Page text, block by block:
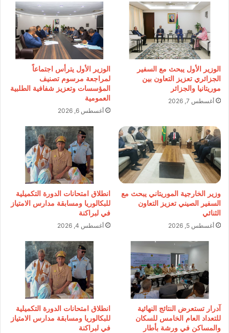
الوزير الأول يبحث مع السفير
الجزائري تعزيز التعاون بين
موريتانيا والجزائر
أغسطس 7, 2026
الوزير الأول يترأس اجتماعاً
لمراجعة مرسوم تصنيف
المؤسسات وتعزيز شفافية الطلبية
العمومية
أغسطس 6, 2026
وزير الخارجية الموريتاني يبحث مع
السفير الصيني تعزيز التعاون
الثنائي
أغسطس 5, 2026
انطلاق امتحانات الدورة التكميلية
للبكالوريا ومسابقة مدارس الامتياز
في لبراكنة
أغسطس 4, 2026
آدرار تستعرض النتائج النهائية
للتعداد العام الخامس للسكان
والمساكن في ورشة بأطار
انطلاق امتحانات الدورة التكميلية
للبكالوريا ومسابقة مدارس الامتياز
في لبراكنة